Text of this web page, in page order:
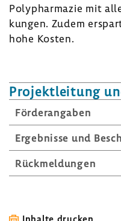
Poly­phar­mazie mit
kungen. Zudem
hohe Kosten.
Projekt­lei­tung
Förder­an­gaben
Ergeb­nisse und
Rück­mel­dungen
Inhalte drucken